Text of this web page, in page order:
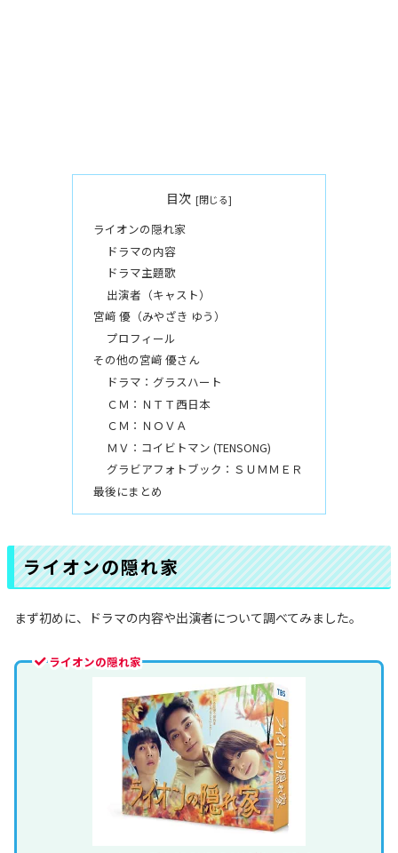
目次
ライオンの隠れ家
ドラマの内容
ドラマ主題歌
出演者（キャスト）
宮﨑 優（みやざき ゆう）
プロフィール
その他の宮﨑 優さん
ドラマ：グラスハート
ＣＭ：ＮＴＴ西日本
ＣＭ：ＮＯＶＡ
ＭＶ：コイビトマン (TENSONG)
グラビアフォトブック：ＳＵＭＭＥＲ
最後にまとめ
ライオンの隠れ家
まず初めに、ドラマの内容や出演者について調べてみました。
ライオンの隠れ家